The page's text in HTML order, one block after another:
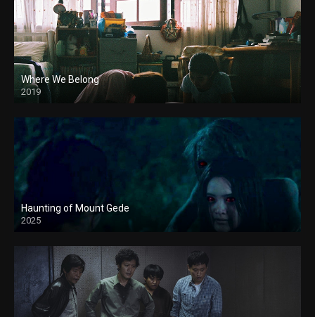
Where We Belong
2019
Haunting of Mount Gede
2025